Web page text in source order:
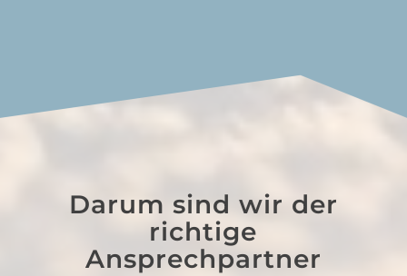
Darum sind wir der
richtige
Ansprechpartner